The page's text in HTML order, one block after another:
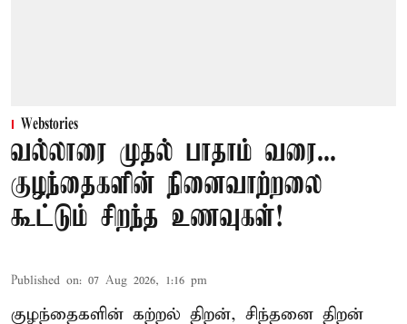
Webstories
வல்லாரை முதல் பாதாம் வரை...
குழந்தைகளின் நினைவாற்றலை
கூட்டும் சிறந்த உணவுகள்!
Published on: 07 Aug 2026, 1:16 pm
குழந்தைகளின் கற்றல் திறன், சிந்தனை திறன்